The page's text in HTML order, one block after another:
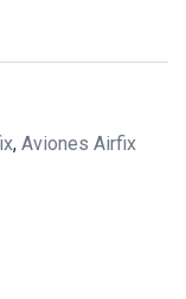
, Aviones Airfix